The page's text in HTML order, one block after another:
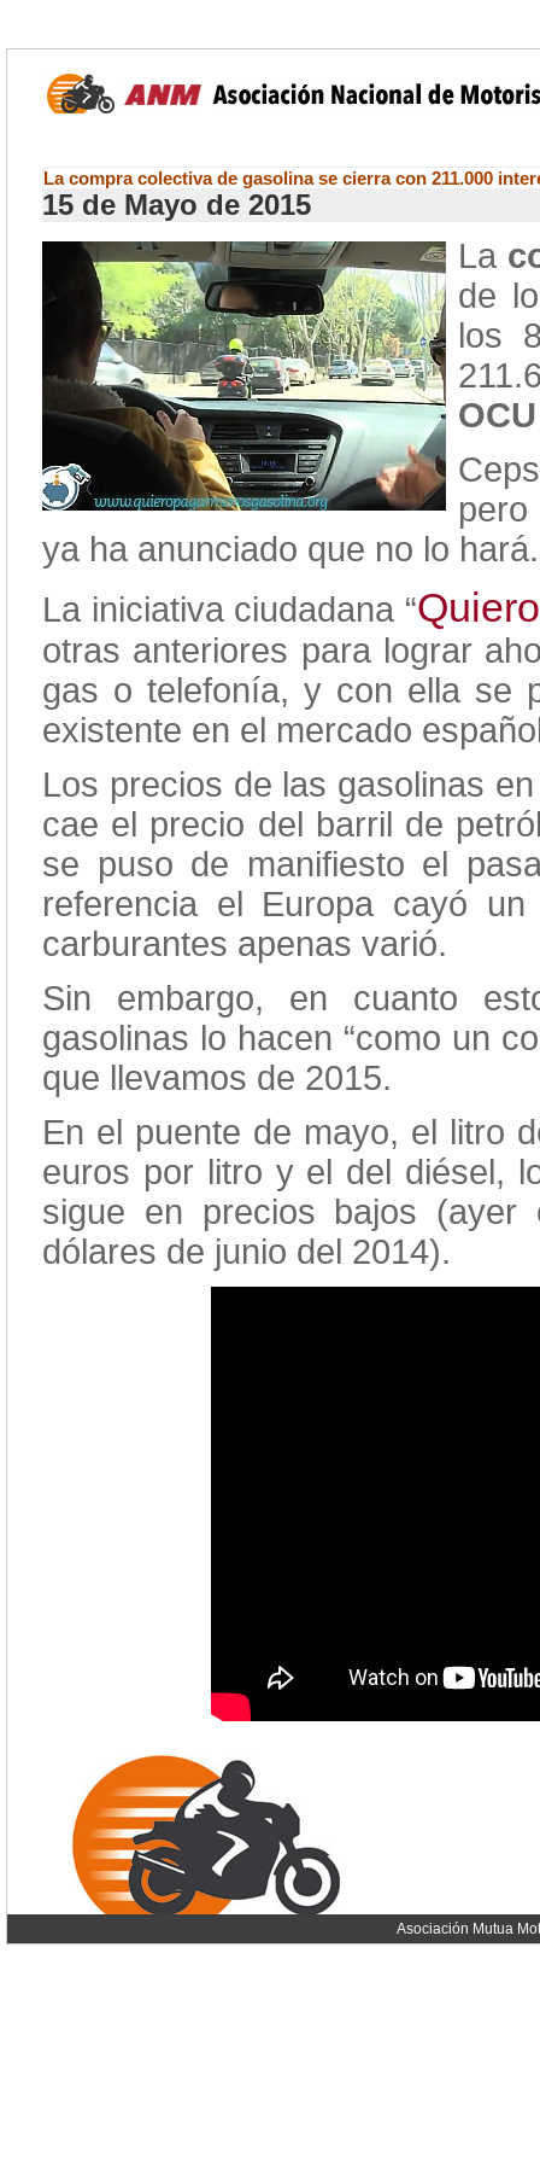
La compra colectiva de gasolina se cierra con 211.000
15 de Mayo de 2015
La
de
los
OCU
ya ha anunciado que no lo hará.
La iniciativa ciudadana “
otras anteriores para lograr
gas o telefonía, y con ella se
existente en el mercado
Los precios de las gasolinas
cae el precio del barril de
se puso de manifiesto el
referencia el Europa cayó
carburantes apenas varió.
Sin embargo, en cuanto
gasolinas lo hacen “como un
que llevamos de 2015.
En el puente de mayo, el litro
euros por litro y el del diésel,
sigue en precios bajos
dólares de junio del 2014).
Asociación Mutua